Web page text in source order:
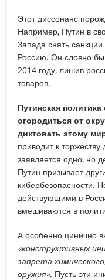
Этот диссонанс
Например, Путин в
Запада снять санкции
Россию. Он словно бы
2014 году, лишив
товаров.
Путинская
огородиться от
диктовать этому
приводит к торжеству
заявляется одно, но
Путин призывает
кибербезопасности.
действующими в
вмешиваются в
А особенно цинично
«конструктивных
запрета
оружия». Пусть эти